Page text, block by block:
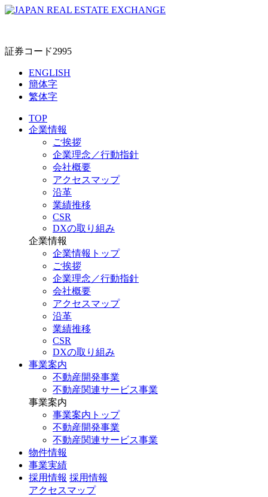
証券コード2995
ENGLISH
簡体字
繁体字
TOP
企業情報
ご挨拶
企業理念／行動指針
会社概要
アクセスマップ
沿革
業績推移
CSR
DXの取り組み
企業情報
企業情報トップ
ご挨拶
企業理念／行動指針
会社概要
アクセスマップ
沿革
業績推移
CSR
DXの取り組み
事業案内
不動産開発事業
不動産関連サービス事業
事業案内
事業案内トップ
不動産開発事業
不動産関連サービス事業
物件情報
事業実績
採用情報 採用情報
アクセスマップ